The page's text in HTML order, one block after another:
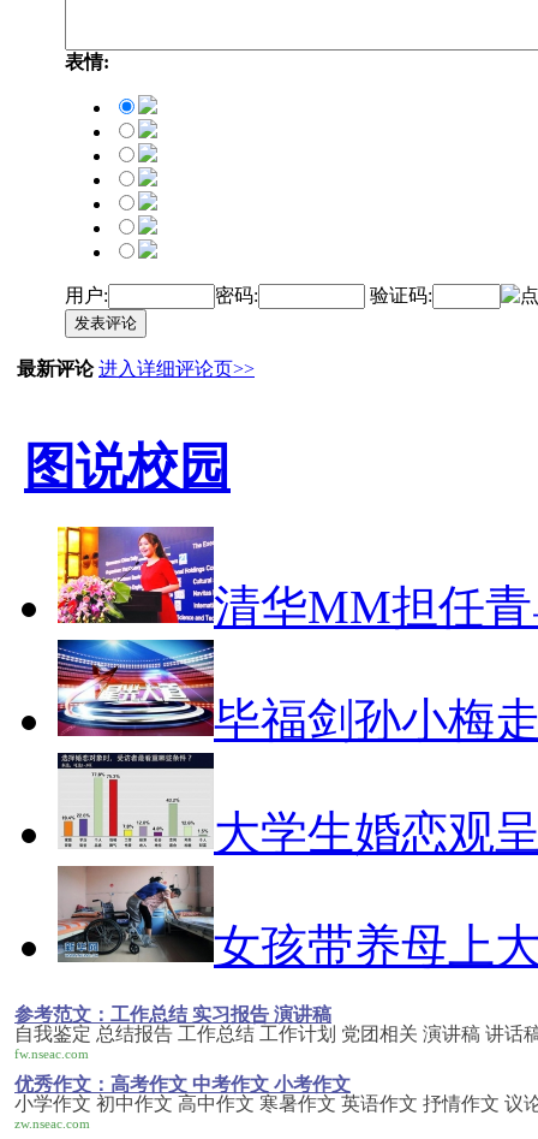
表情:
用户: 密码: 验证码:
发表评论
最新评论 进入详细评论页>>
图说校园
清华MM担任
毕福剑孙小梅
大学生婚恋观
女孩带养母上
参考范文：工作总结 实习报告 演讲稿
自我鉴定 总结报告 工作总结 工作计划 党团相关 演讲稿 讲话
fw.nseac.com
优秀作文：高考作文 中考作文 小考作文
小学作文 初中作文 高中作文 寒暑作文 英语作文 抒情作文 议
zw.nseac.com